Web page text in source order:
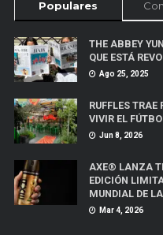
Populares
THE ABBEY
QUE ESTÁ
Ago 25, 2025
RUFFLES TRAE
VIVIR EL
Jun 8, 2026
AXE® LANZA
EDICIÓN
MUNDIAL DE
Mar 4, 2026